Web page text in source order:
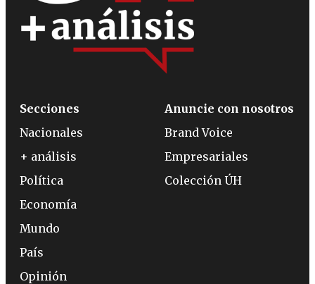
Secciones
Nacionales
+ análisis
Política
Economía
Mundo
País
Opinión
Anuncie con nosotros
Brand Voice
Empresariales
Colección ÚH